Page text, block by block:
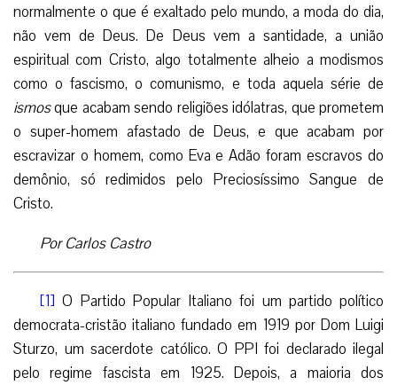
normalmente o que é exaltado pelo mundo, a moda do dia,
não vem de Deus. De Deus vem a santidade, a união
espiritual com Cristo, algo totalmente alheio a modismos
como o fascismo, o comunismo, e toda aquela série de
ismosque acabam sendo religiões idólatras, que prometem
o super-homem afastado de Deus, e que acabam por
escravizar o homem, como Eva e Adão foram escravos do
demônio, só redimidos pelo Preciosíssimo Sangue de
Cristo.
Por Carlos Castro
[1] O Partido Popular Italiano foi um partido político
democrata-cristão italiano fundado em 1919 por Dom Luigi
Sturzo, um sacerdote católico. O PPI foi declarado ilegal
pelo regime fascista em 1925. Depois, a maioria dos